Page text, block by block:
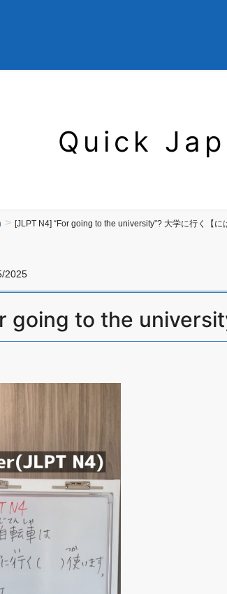
Quick
[JLPT N4] “For going to the university”? 大学に行く【に
2025
going to the
87